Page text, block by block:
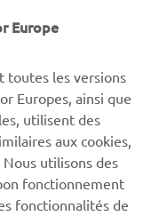
ici!
Europe
toutes les versions
Europes, ainsi que
utilisent des
aux cookies,
utilisons des
fonctionnement
fonctionnalités de